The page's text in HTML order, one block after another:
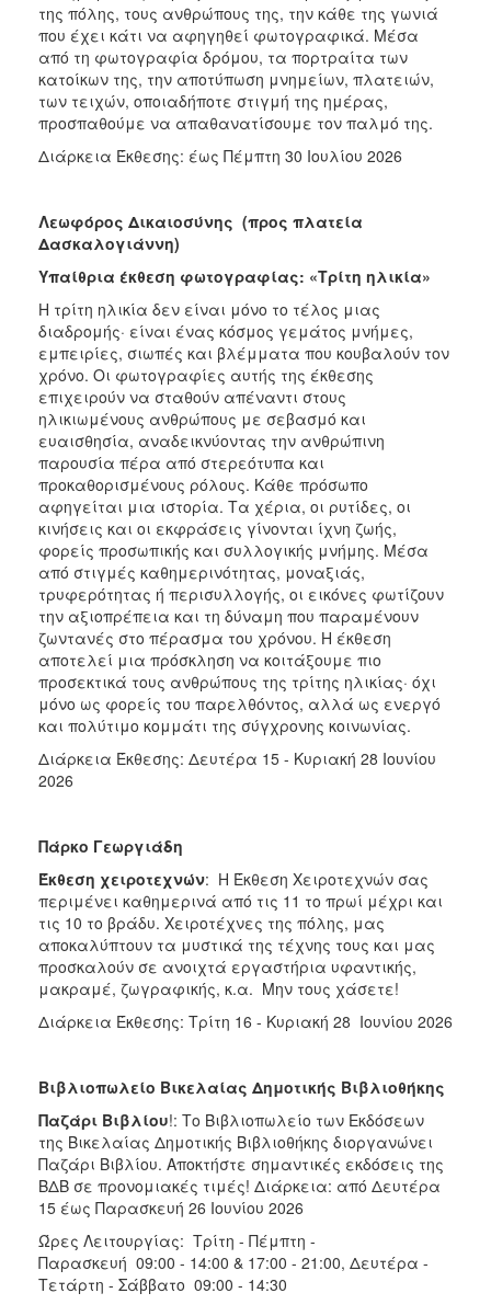
της πόλης, τους ανθρώπους της, την κάθε της γωνιά
που έχει κάτι να αφηγηθεί φωτογραφικά. Μέσα
από τη φωτογραφία δρόμου, τα πορτραίτα των
κατοίκων της, την αποτύπωση μνημείων, πλατειών,
των τειχών, οποιαδήποτε στιγμή της ημέρας,
προσπαθούμε να απαθανατίσουμε τον παλμό της.
Διάρκεια Έκθεσης: έως Πέμπτη 30 Ιουλίου 2026
Λεωφόρος Δικαιοσύνης (προς πλατεία
Δασκαλογιάννη)
Υπαίθρια έκθεση φωτογραφίας: «Τρίτη ηλικία»
Η τρίτη ηλικία δεν είναι μόνο το τέλος μιας
διαδρομής· είναι ένας κόσμος γεμάτος μνήμες,
εμπειρίες, σιωπές και βλέμματα που κουβαλούν τον
χρόνο. Οι φωτογραφίες αυτής της έκθεσης
επιχειρούν να σταθούν απέναντι στους
ηλικιωμένους ανθρώπους με σεβασμό και
ευαισθησία, αναδεικνύοντας την ανθρώπινη
παρουσία πέρα από στερεότυπα και
προκαθορισμένους ρόλους. Κάθε πρόσωπο
αφηγείται μια ιστορία. Τα χέρια, οι ρυτίδες, οι
κινήσεις και οι εκφράσεις γίνονται ίχνη ζωής,
φορείς προσωπικής και συλλογικής μνήμης. Μέσα
από στιγμές καθημερινότητας, μοναξιάς,
τρυφερότητας ή περισυλλογής, οι εικόνες φωτίζουν
την αξιοπρέπεια και τη δύναμη που παραμένουν
ζωντανές στο πέρασμα του χρόνου. Η έκθεση
αποτελεί μια πρόσκληση να κοιτάξουμε πιο
προσεκτικά τους ανθρώπους της τρίτης ηλικίας· όχι
μόνο ως φορείς του παρελθόντος, αλλά ως ενεργό
και πολύτιμο κομμάτι της σύγχρονης κοινωνίας.
Διάρκεια Έκθεσης: Δευτέρα 15 - Κυριακή 28 Ιουνίου
2026
Πάρκο Γεωργιάδη
Έκθεση χειροτεχνών: Η Έκθεση Χειροτεχνών σας
περιμένει καθημερινά από τις 11 το πρωί μέχρι και
τις 10 το βράδυ. Χειροτέχνες της πόλης, μας
αποκαλύπτουν τα μυστικά της τέχνης τους και μας
προσκαλούν σε ανοιχτά εργαστήρια υφαντικής,
μακραμέ, ζωγραφικής, κ.α. Μην τους χάσετε!
Διάρκεια Έκθεσης: Τρίτη 16 - Κυριακή 28 Ιουνίου 2026
Βιβλιοπωλείο Βικελαίας Δημοτικής Βιβλιοθήκης
Παζάρι Βιβλίου!: Το Βιβλιοπωλείο των Εκδόσεων
της Βικελαίας Δημοτικής Βιβλιοθήκης διοργανώνει
Παζάρι Βιβλίου. Αποκτήστε σημαντικές εκδόσεις της
ΒΔΒ σε προνομιακές τιμές! Διάρκεια: από Δευτέρα
15 έως Παρασκευή 26 Ιουνίου 2026
Ώρες Λειτουργίας: Τρίτη - Πέμπτη -
Παρασκευή 09:00 - 14:00 & 17:00 - 21:00, Δευτέρα -
Τετάρτη - Σάββατο 09:00 - 14:30